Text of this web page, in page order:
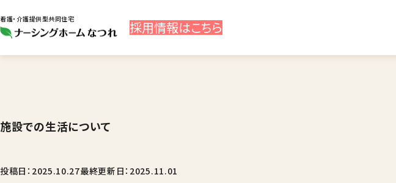
看護・介護提供型共同住宅 採用情報はこちら
施設での生活について
投稿日：2025.10.27最終更新日：2025.11.01